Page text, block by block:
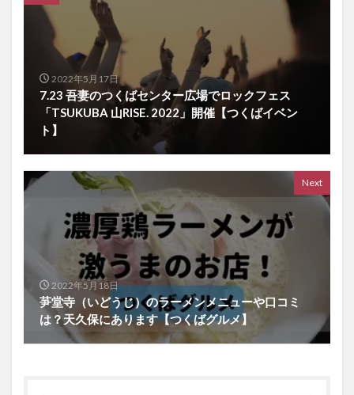
2022年5月17日
7.23 吾妻のつくばセンター広場でロックフェス
「TSUKUBA 山RISE. 2022」開催【つくばイベン
ト】
Next
2022年5月18日
芛堂寺（いどうじ）のラーメンメニューや口コミ
は？天久保にあります【つくばグルメ】